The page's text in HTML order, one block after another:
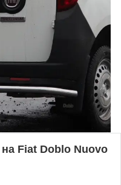
Fiat Doblo Nuovo